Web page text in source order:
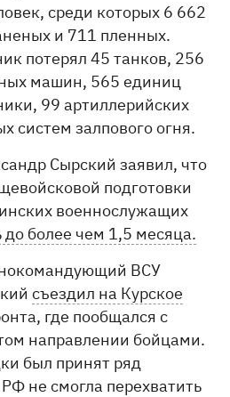
среди которых 6 662
и 711 пленных.
потерял 45 танков, 256
машин, 565 единиц
99 артиллерийских
систем залпового огня.
Сырский заявил, что
подготовки
военнослужащих
до более чем 1,5 месяца.
ВСУ
съездил на Курское
где пообщался с
направлении бойцами.
был принят ряд
не смогла перехватить